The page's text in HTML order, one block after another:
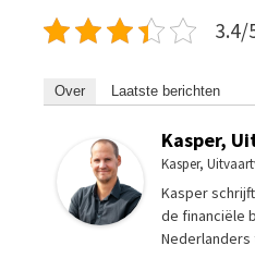
3.4/
Over Laatste berichten
Kasper,
Kasper,
Kasper
de financiële